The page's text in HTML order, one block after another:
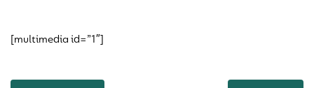
[multimedia id=”1″]